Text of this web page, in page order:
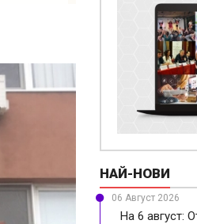
НАЙ-НОВИ
06 Август 2026
На 6 август: